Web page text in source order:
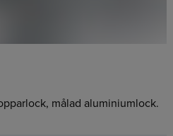
målad aluminiumlock.